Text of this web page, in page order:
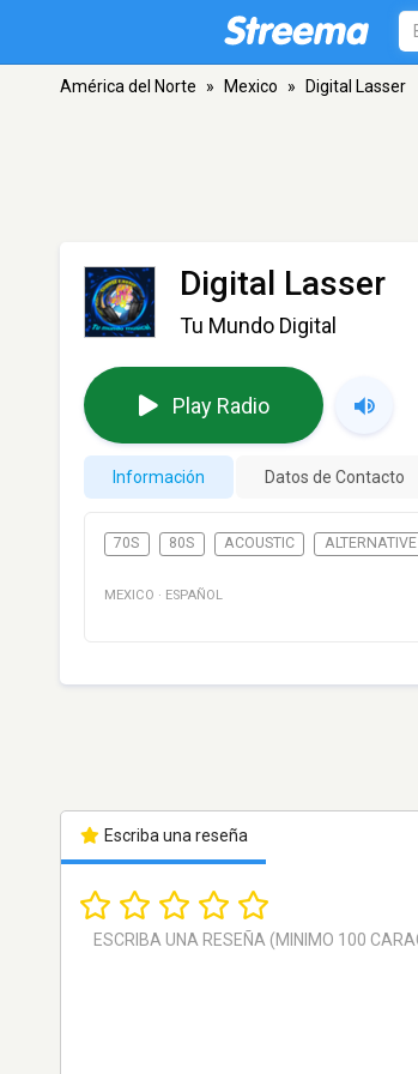
América del Norte » Mexico » Digital Lasser
Digital Lasser
Tu Mundo Digital
Play Radio
Información Datos de Contacto
70S 80S ACOUSTIC ALTERNATIVE
MEXICO · ESPAÑOL
Escriba una reseña